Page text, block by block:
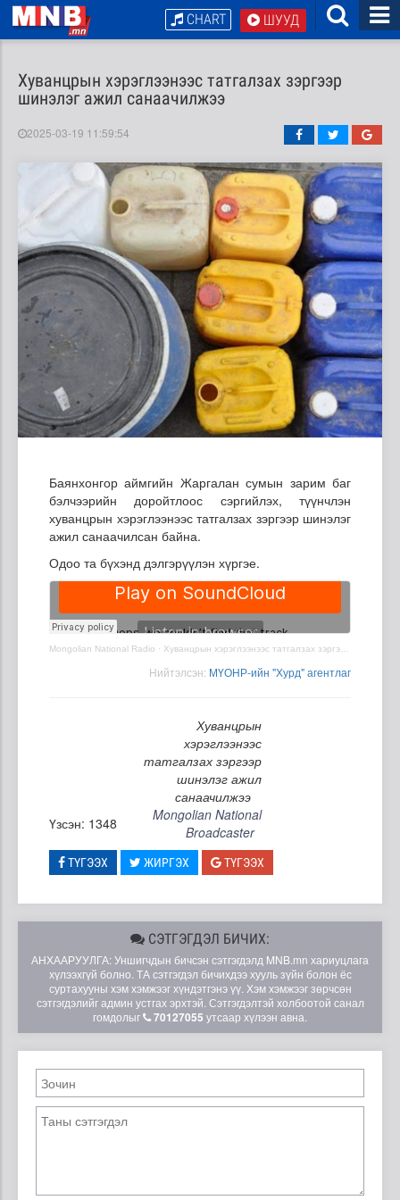
ШУУД
CHART
Хуванцрын хэрэглээнээс татгалзах зэргээр
шинэлэг ажил санаачилжээ
2025-03-19 11:59:54
Баянхонгор аймгийн Жаргалан сумын зарим баг
бэлчээрийн доройтлоос сэргийлэх, түүнчлэн
хуванцрын хэрэглээнээс татгалзах зэргээр шинэлэг
ажил санаачилсан байна.
Одоо та бүхэнд дэлгэрүүлэн хүргэе.
Mongolian National Radio · Хуванцрын хэрэглээнээс татгалзах зэргээр шинэлэг ажил санаачилжээ
Нийтэлсэн: МҮОНР-ийн "Хурд" агентлаг
Хуванцрын
хэрэглээнээс
татгалзах зэргээр
шинэлэг ажил
санаачилжээ
Үзсэн: 1348
Mongolian National
Broadcaster
ТҮГЭЭХ ЖИРГЭХ ТҮГЭЭХ
СЭТГЭГДЭЛ БИЧИХ:
АНХААРУУЛГА: Уншигчдын бичсэн сэтгэгдэлд MNB.mn хариуцлага
хүлээхгүй болно. ТА сэтгэгдэл бичихдээ хууль зүйн болон ёс
суртахууны хэм хэмжээг хүндэтгэнэ үү. Хэм хэмжээг зөрчсөн
сэтгэгдэлийг админ устгах эрхтэй. Сэтгэгдэлтэй холбоотой санал
гомдолыг
70127055 утсаар хүлээн авна.